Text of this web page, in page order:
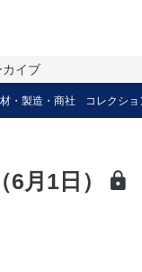
イブ
・製造・商社 コレクシ
6月1日）